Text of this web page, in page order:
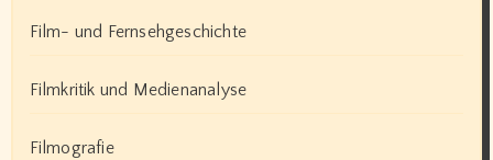
Film- und Fernsehgeschichte
Filmkritik und Medienanalyse
Filmografie